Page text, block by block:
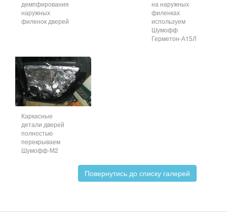
демпфирования
наружных
филенок дверей
на наружных
филенках
используем
Шумофф
Герметон-А15Л
Каркасные
детали дверей
полностью
перекрываем
Шумофф-М2
Повернутись до списку галерей